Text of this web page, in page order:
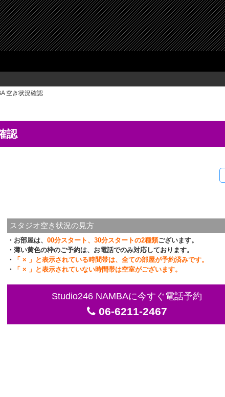
空き状況確認
認
スタジオ空き状況の見方
・お部屋は、 00分スタート、30分スタートの2種類ございます。
・薄い黄色の枠のご予約は、お電話でのみ対応しております。
・
「 × 」と表示されている時間帯は、全ての部屋が予約済みです。
・
「 × 」と表示されていない時間帯は空室がございます。
Studio246 NAMBAに今すぐ電話予約
06-6211-2467